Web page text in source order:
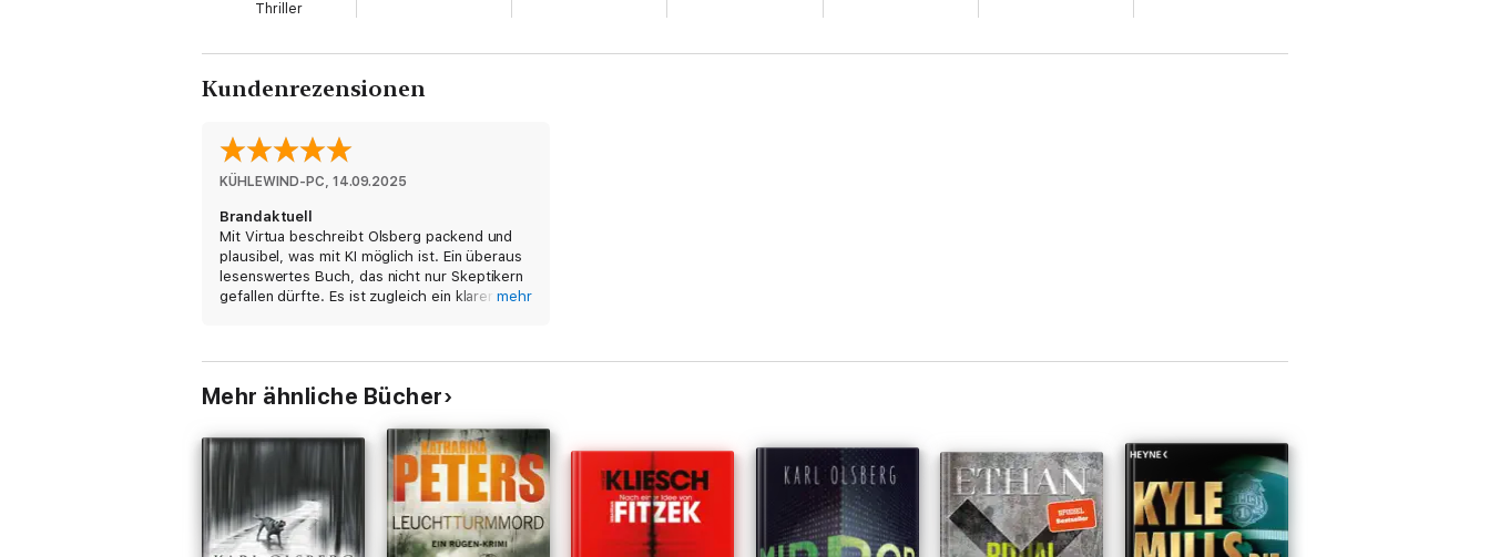
Thriller
Kundenrezensionen
KÜHLEWIND-PC, 14.09.2025
Brandaktuell
Mit Virtua beschreibt Olsberg packend und
plausibel, was mit KI möglich ist. Ein überaus
lesenswertes Buch, das nicht nur Skeptikern
gefallen dürfte. Es ist zugleich ein klarer mehr
Mehr ähnliche Bücher